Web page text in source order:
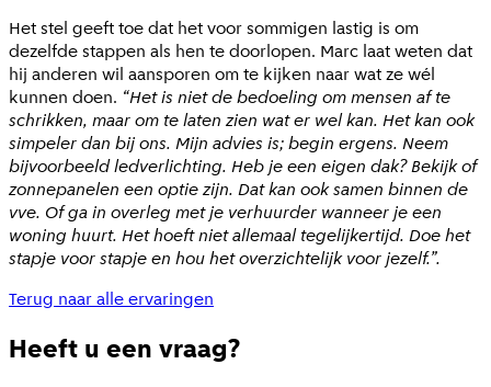
Het stel geeft toe dat het voor sommigen lastig is om
dezelfde stappen als hen te doorlopen. Marc laat weten dat
hij anderen wil aansporen om te kijken naar wat ze wél
kunnen doen. “Het is niet de bedoeling om mensen af te
schrikken, maar om te laten zien wat er wel kan. Het kan ook
simpeler dan bij ons. Mijn advies is; begin ergens. Neem
bijvoorbeeld ledverlichting. Heb je een eigen dak? Bekijk of
zonnepanelen een optie zijn. Dat kan ook samen binnen de
vve. Of ga in overleg met je verhuurder wanneer je een
woning huurt. Het hoeft niet allemaal tegelijkertijd. Doe het
stapje voor stapje en hou het overzichtelijk voor jezelf.”.
Terug naar alle ervaringen
Heeft u een vraag?